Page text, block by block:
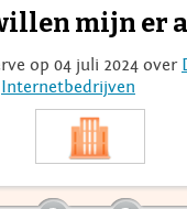
mijn er
op 04 juli 2024 over
Internetbedrijven